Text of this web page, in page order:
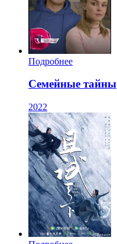
Подробнее
Семейные тайны
2022